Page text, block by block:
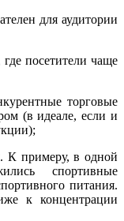
для аудитории
посетители чаще
торговые
(в идеале, если и
К примеру, в одной
спортивные
питания.
к концентрации